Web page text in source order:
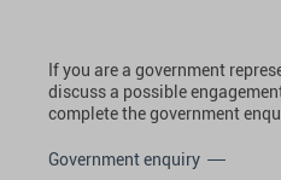
If you are a government
discuss a possible
complete the government
Government enquiry